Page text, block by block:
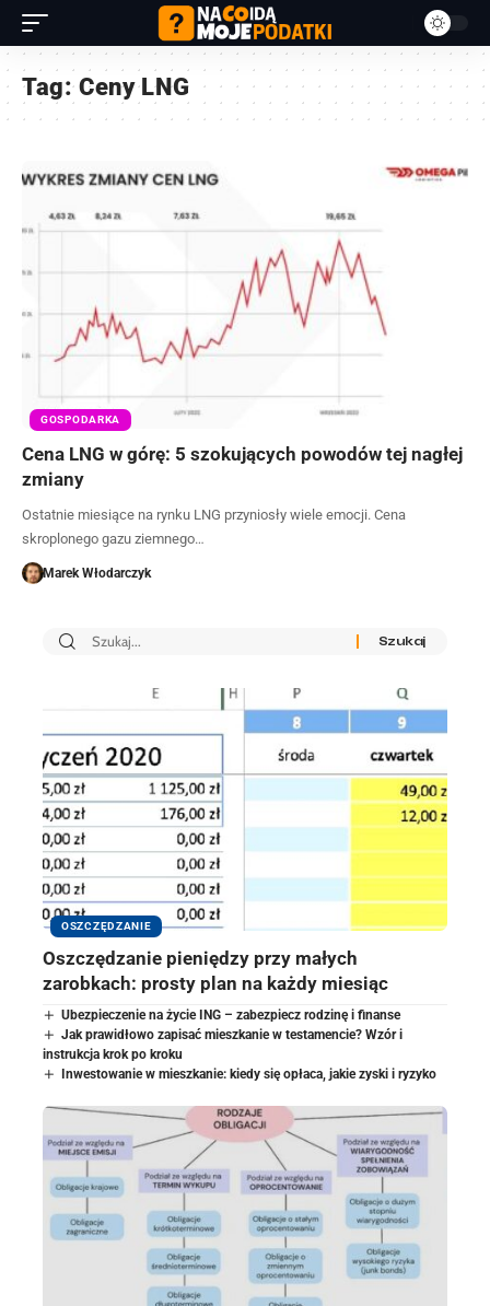
Tag:Ceny LNG
GOSPODARKA
Cena LNG w górę: 5 szokujących powodów tej nagłej
zmiany
Ostatnie miesiące na rynku LNG przyniosły wiele emocji. Cena
skroplonego gazu ziemnego…
Marek Włodarczyk
OSZCZĘDZANIE
Oszczędzanie pieniędzy przy małych
zarobkach: prosty plan na każdy miesiąc
Ubezpieczenie na życie ING – zabezpiecz rodzinę i finanse
Jak prawidłowo zapisać mieszkanie w testamencie? Wzór i
instrukcja krok po kroku
Inwestowanie w mieszkanie: kiedy się opłaca, jakie zyski i ryzyko